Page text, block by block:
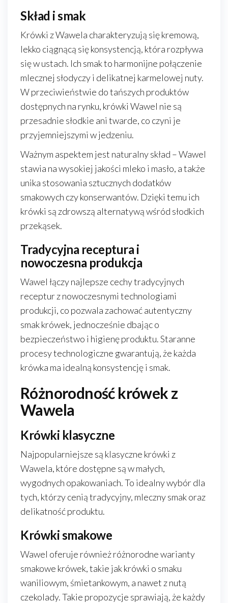
Skład i smak
Krówki z Wawela charakteryzują się kremową,
lekko ciągnącą się konsystencją, która rozpływa
się w ustach. Ich smak to harmonijne połączenie
mlecznej słodyczy i delikatnej karmelowej nuty.
W przeciwieństwie do tańszych produktów
dostępnych na rynku, krówki Wawel nie są
przesadnie słodkie ani twarde, co czyni je
przyjemniejszymi w jedzeniu.
Ważnym aspektem jest naturalny skład – Wawel
stawia na wysokiej jakości mleko i masło, a także
unika stosowania sztucznych dodatków
smakowych czy konserwantów. Dzięki temu ich
krówki są zdrowszą alternatywą wśród słodkich
przekąsek.
Tradycyjna receptura i
nowoczesna produkcja
Wawel łączy najlepsze cechy tradycyjnych
receptur z nowoczesnymi technologiami
produkcji, co pozwala zachować autentyczny
smak krówek, jednocześnie dbając o
bezpieczeństwo i higienę produktu. Staranne
procesy technologiczne gwarantują, że każda
krówka ma idealną konsystencję i smak.
Różnorodność krówek z
Wawela
Krówki klasyczne
Najpopularniejsze są klasyczne krówki z
Wawela, które dostępne są w małych,
wygodnych opakowaniach. To idealny wybór dla
tych, którzy cenią tradycyjny, mleczny smak oraz
delikatność produktu.
Krówki smakowe
Wawel oferuje również różnorodne warianty
smakowe krówek, takie jak krówki o smaku
waniliowym, śmietankowym, a nawet z nutą
czekolady. Takie propozycje sprawiają, że każdy